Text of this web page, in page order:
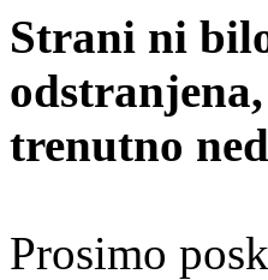
Strani ni
trenutno
Prosimo